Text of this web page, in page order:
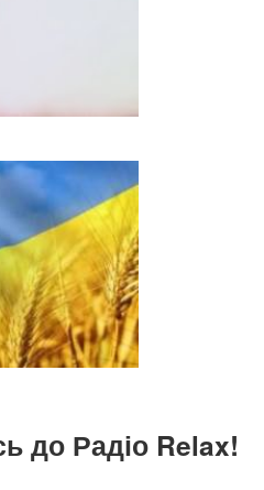
до Радіо Relax!